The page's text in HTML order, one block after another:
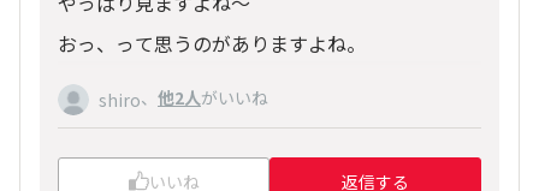
おっ、って思うのがありますよね。
shiro、 他2人がいいね
いいね 返信する